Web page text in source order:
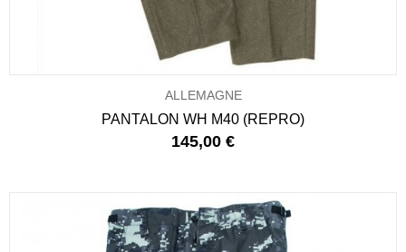
ALLEMAGNE
PANTALON WH M40 (REPRO)
145,00 €